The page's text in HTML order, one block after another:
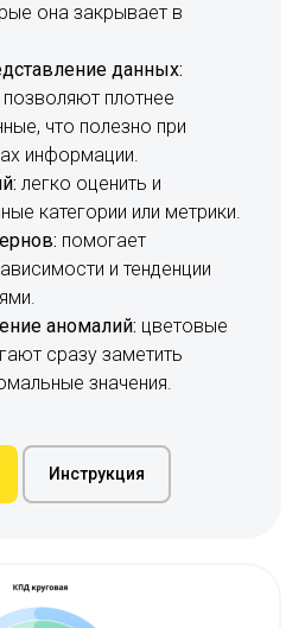
она закрывает в
данных:
плотнее
что полезно при
информации.
легко оценить и
категории или метрики.
помогает
и тенденции
аномалий: цветовые
сразу заметить
значения.
Инструкция